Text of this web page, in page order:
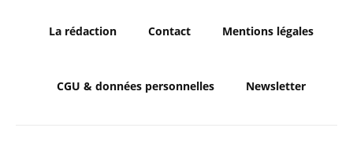
La rédaction Contact Mentions légales
CGU & données personnelles Newsletter